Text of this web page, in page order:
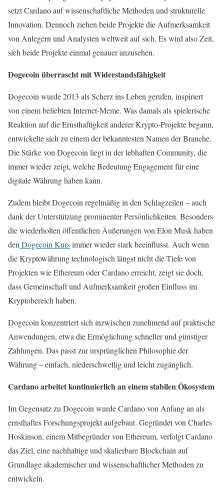
setzt Cardano auf wissenschaftliche Methoden und strukturelle
Innovation. Dennoch ziehen beide Projekte die Aufmerksamkeit
von Anlegern und Analysten weltweit auf sich. Es wird also Zeit,
sich beide Projekte einmal genauer anzusehen.
Dogecoin überrascht mit Widerstandsfähigkeit
Dogecoin wurde 2013 als Scherz ins Leben gerufen, inspiriert
von einem beliebten Internet-Meme. Was damals als spielerische
Reaktion auf die Ernsthaftigkeit anderer Krypto-Projekte begann,
entwickelte sich zu einem der bekanntesten Namen der Branche.
Die Stärke von Dogecoin liegt in der lebhaften Community, die
immer wieder zeigt, welche Bedeutung Engagement für eine
digitale Währung haben kann.
Zudem bleibt Dogecoin regelmäßig in den Schlagzeilen – auch
dank der Unterstützung prominenter Persönlichkeiten. Besonders
die wiederholten öffentlichen Äußerungen von Elon Musk haben
den Dogecoin Kursimmer wieder stark beeinflusst. Auch wenn
die Kryptowährung technologisch längst nicht die Tiefe von
Projekten wie Ethereum oder Cardano erreicht, zeigt sie doch,
dass Gemeinschaft und Aufmerksamkeit großen Einfluss im
Kryptobereich haben.
Dogecoin konzentriert sich inzwischen zunehmend auf praktische
Anwendungen, etwa die Ermöglichung schneller und günstiger
Zahlungen. Das passt zur ursprünglichen Philosophie der
Währung – einfach, niederschwellig und leicht zugänglich.
Cardano arbeitet kontinuierlich an einem stabilen Ökosystem
Im Gegensatz zu Dogecoin wurde Cardano von Anfang an als
ernsthaftes Forschungsprojekt aufgebaut. Gegründet von Charles
Hoskinson, einem Mitbegründer von Ethereum, verfolgt Cardano
das Ziel, eine nachhaltige und skalierbare Blockchain auf
Grundlage akademischer und wissenschaftlicher Methoden zu
entwickeln.